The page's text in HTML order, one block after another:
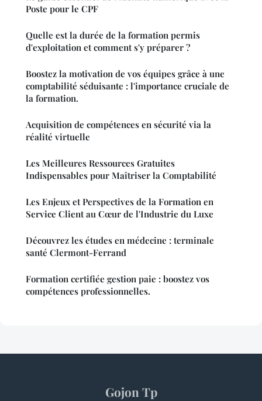
Poste pour le CPF
Quelle est la durée de la formation permis
d'exploitation et comment s'y préparer ?
Boostez la motivation de vos équipes grâce à une
comptabilité séduisante : l'importance cruciale de
la formation.
Acquisition de compétences en sécurité via la
réalité virtuelle
Les Meilleures Ressources Gratuites
Indispensables pour Maîtriser la Comptabilité
Les Enjeux et Perspectives de la Formation en
Service Client au Cœur de l'Industrie du Luxe
Découvrez les études en médecine : terminale
santé Clermont-Ferrand
Formation certifiée gestion paie : boostez vos
compétences professionnelles.
Gojon Tp